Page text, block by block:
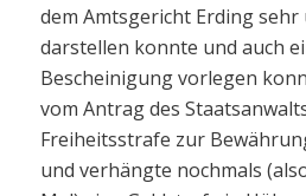
dem Amtsgericht Erding
darstellen konnte und auch
Bescheinigung vorlegen
vom Antrag des
Freiheitsstrafe zur
und verhängte nochmals